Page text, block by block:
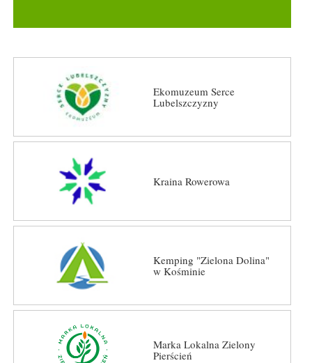
Ekomuzeum Serce
Lubelszczyzny
Kraina Rowerowa
Kemping "Zielona Dolina"
w Kośminie
Marka Lokalna Zielony
Pierścień